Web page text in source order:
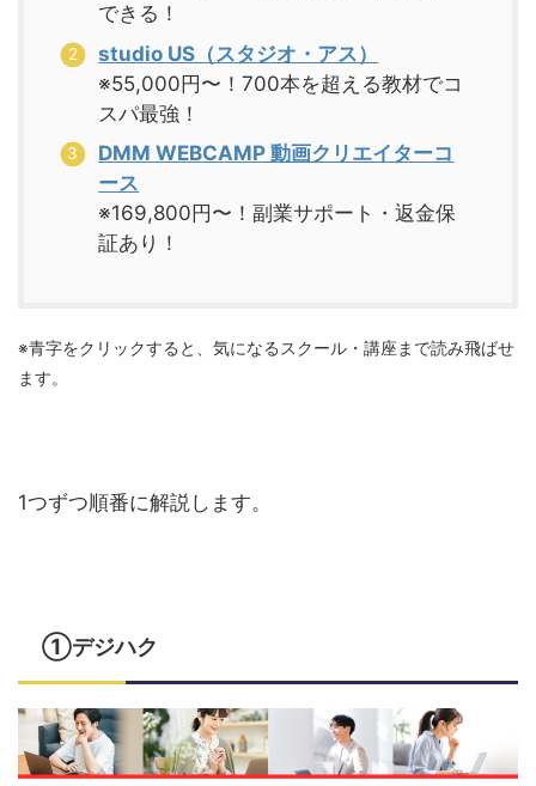
できる！
studio US（スタジオ・アス）
※55,000円〜！700本を超える教材でコ
スパ最強！
DMM WEBCAMP 動画クリエイターコ
ース
※169,800円〜！副業サポート・返金保
証あり！
※青字をクリックすると、気になるスクール・講座まで読み飛ばせ
ます。
1つずつ順番に解説します。
①デジハク